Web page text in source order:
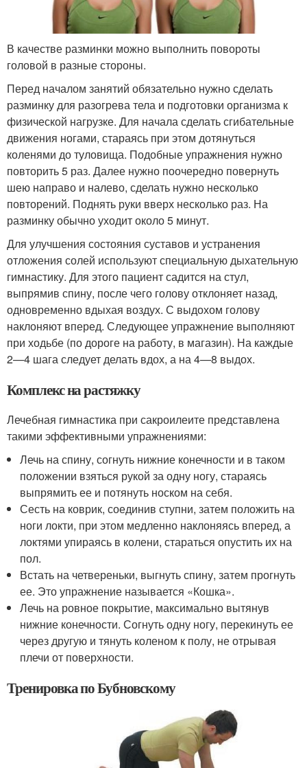
В качестве разминки можно выполнить повороты
головой в разные стороны.
Перед началом занятий обязательно нужно сделать
разминку для разогрева тела и подготовки организма к
физической нагрузке. Для начала сделать сгибательные
движения ногами, стараясь при этом дотянуться
коленями до туловища. Подобные упражнения нужно
повторить 5 раз. Далее нужно поочередно повернуть
шею направо и налево, сделать нужно несколько
повторений. Поднять руки вверх несколько раз. На
разминку обычно уходит около 5 минут.
Для улучшения состояния суставов и устранения
отложения солей используют специальную дыхательную
гимнастику. Для этого пациент садится на стул,
выпрямив спину, после чего голову отклоняет назад,
одновременно вдыхая воздух. С выдохом голову
наклоняют вперед. Следующее упражнение выполняют
при ходьбе (по дороге на работу, в магазин). На каждые
2—4 шага следует делать вдох, а на 4—8 выдох.
Комплекс на растяжку
Лечебная гимнастика при сакроилеите представлена
такими эффективными упражнениями:
Лечь на спину, согнуть нижние конечности и в таком
положении взяться рукой за одну ногу, стараясь
выпрямить ее и потянуть носком на себя.
Сесть на коврик, соединив ступни, затем положить на
ноги локти, при этом медленно наклоняясь вперед, а
локтями упираясь в колени, стараться опустить их на
пол.
Встать на четвереньки, выгнуть спину, затем прогнуть
ее. Это упражнение называется «Кошка».
Лечь на ровное покрытие, максимально вытянув
нижние конечности. Согнуть одну ногу, перекинуть ее
через другую и тянуть коленом к полу, не отрывая
плечи от поверхности.
Тренировка по Бубновскому